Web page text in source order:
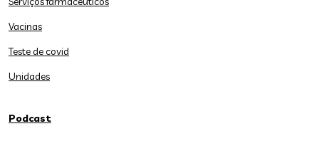
Vacinas
Teste de covid
Unidades
Podcast